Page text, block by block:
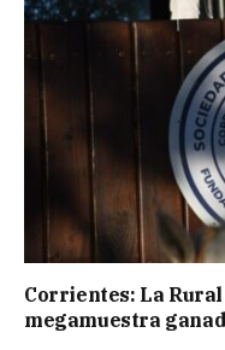
Corrientes: La
megamuestra